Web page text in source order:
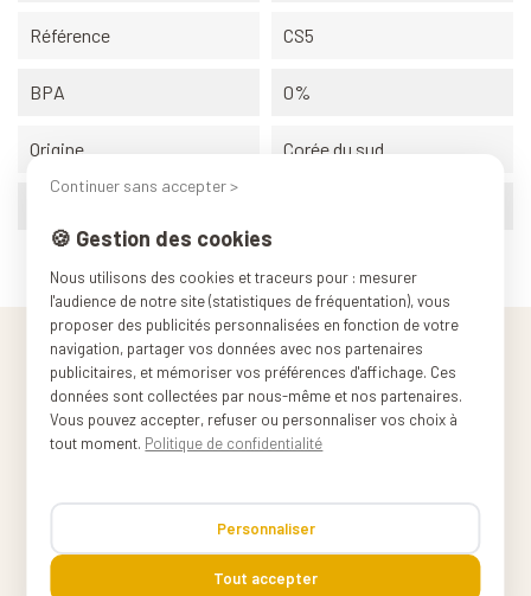
Référence CS5
BPA 0%
Origine Corée du sud
Continuer sans accepter >
🍪 Gestion des cookies
Nous utilisons des cookies et traceurs pour : mesurer
l'audience de notre site (statistiques de fréquentation), vous
proposer des publicités personnalisées en fonction de votre
navigation, partager vos données avec nos partenaires
publicitaires, et mémoriser vos préférences d'affichage. Ces
données sont collectées par nous-même et nos partenaires.
Vous pouvez accepter, refuser ou personnaliser vos choix à
tout moment. Politique de confidentialité
Personnaliser
Tout accepter